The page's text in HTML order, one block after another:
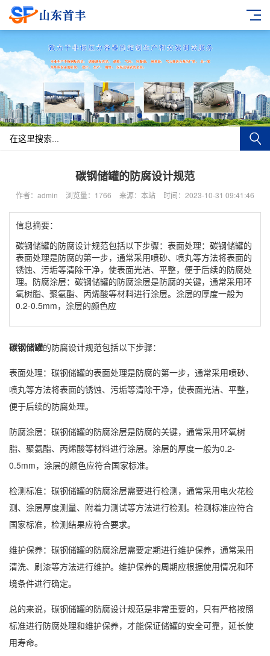
碳钢储罐的防腐设计规范
作者：admin 浏览量：1766 来源：本站 时间：2023-10-31 09:41:46
信息摘要：
碳钢储罐的防腐设计规范包括以下步骤：表面处理：碳钢储罐的
表面处理是防腐的第一步，通常采用喷砂、喷丸等方法将表面的
锈蚀、污垢等清除干净，使表面光洁、平整，便于后续的防腐处
理。防腐涂层：碳钢储罐的防腐涂层是防腐的关键，通常采用环
氧树脂、聚氨酯、丙烯酸等材料进行涂层。涂层的厚度一般为
0.2-0.5mm，涂层的颜色应
碳钢储罐的防腐设计规范包括以下步骤：
表面处理： 碳钢储罐的表面处理是防腐的第一步，通常采用喷砂、
喷丸等方法将表面的锈蚀、污垢等清除干净，使表面光洁、平整，
便于后续的防腐处理。
防腐涂层： 碳钢储罐的防腐涂层是防腐的关键，通常采用环氧树
脂、聚氨酯、丙烯酸等材料进行涂层。涂层的厚度一般为0.2-
0.5mm，涂层的颜色应符合国家标准。
检测标准： 碳钢储罐的防腐涂层需要进行检测，通常采用电火花检
测、涂层厚度测量、附着力测试等方法进行检测。检测标准应符合
国家标准，检测结果应符合要求。
维护保养：碳钢储罐的防腐涂层需要定期进行维护保养，通常采用
清洗、刷漆等方法进行维护。维护保养的周期应根据使用情况和环
境条件进行确定。
总的来说，碳钢储罐的防腐设计规范是非常重要的，只有严格按照
标准进行防腐处理和维护保养，才能保证储罐的安全可靠，延长使
用寿命。